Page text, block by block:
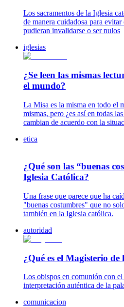
Los sacramentos de la Iglesia
de manera cuidadosa para
pudieran invalidarse o ser nulos
iglesias
¿Se leen las mismas
el mundo?
La Misa es la misma en todo el
mismas, pero ¿es así en todas
cambian de acuerdo con la
etica
¿Qué son las “buenas
Iglesia Católica?
Una frase que parece que ha
"buenas costumbres" que no
también en la Iglesia católica.
autoridad
¿Qué es el Magisterio de
Los obispos en comunión con el
interpretación auténtica de la
comunicacion